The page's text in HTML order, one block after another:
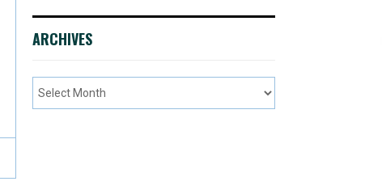
ARCHIVES